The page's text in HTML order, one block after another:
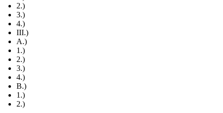
2.)
3.)
4.)
III.)
A.)
1.)
2.)
3.)
4.)
B.)
1.)
2.)